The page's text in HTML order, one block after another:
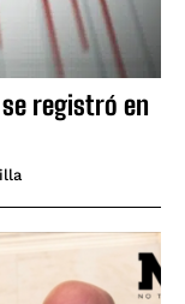
registró en